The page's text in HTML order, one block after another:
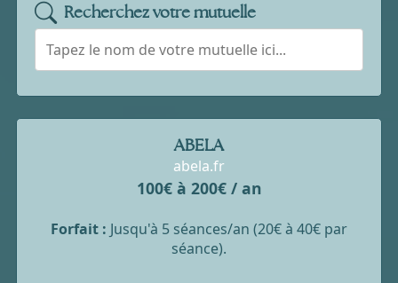
Recherchez votre mutuelle
ABELA
abela.fr
100€ à 200€ / an
Forfait : Jusqu'à 5 séances/an (20€ à 40€ par
séance).